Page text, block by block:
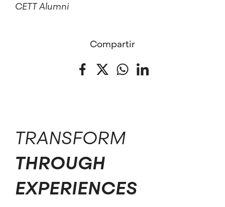
CETT Alumni
Compartir
Facebook
Twitter WhatsApp
TRANSFORM
THROUGH
EXPERIENCES